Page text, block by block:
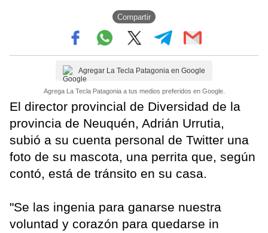
Compartir
Agregar La Tecla Patagonia en Google
Agrega La Tecla Patagonia a tus medios preferidos en Google.
El director provincial de Diversidad de la
provincia de Neuquén, Adrián Urrutia,
subió a su cuenta personal de Twitter una
foto de su mascota, una perrita que, según
contó, está de tránsito en su casa.
"Se las ingenia para ganarse nuestra
voluntad y corazón para quedarse in